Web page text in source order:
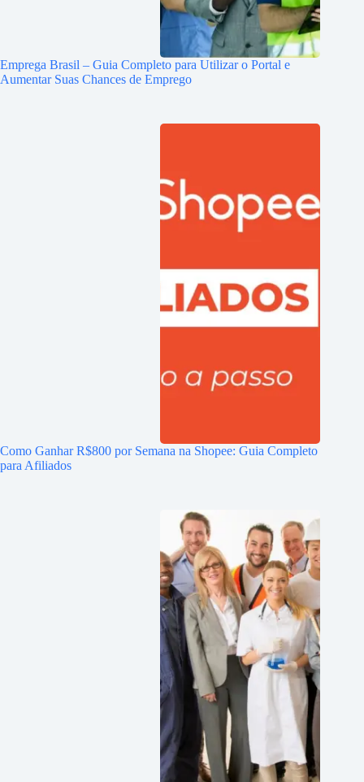
Emprega Brasil – Guia Completo para Utilizar o Portal e
Aumentar Suas Chances de Emprego
Como Ganhar R$800 por Semana na Shopee: Guia Completo
para Afiliados